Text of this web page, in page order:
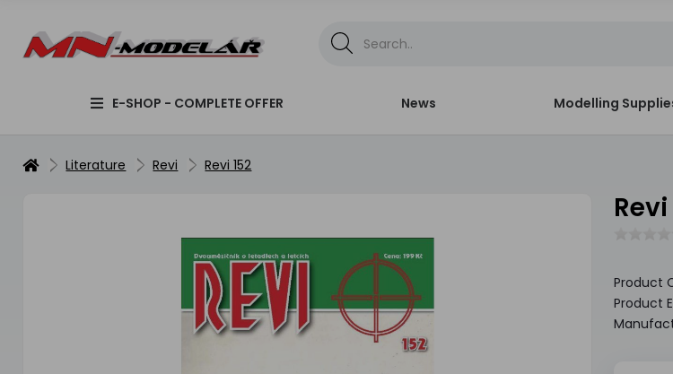
E-SHOP - COMPLETE OFFER News Modelling
Literature Revi Revi 152
Product
Product